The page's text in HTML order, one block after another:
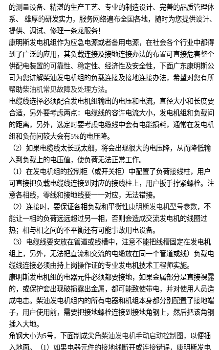
的测量设备、精湛的生产工艺、专业的制造设计、完善的品质管理体
系、 雄厚的研发实力，服务网络遍布全国各地，随时为您提供设计、
提供、调试、修理一条龙服务！
康明斯发电机组作为应急电源或者备用电源，在社会各个行业中都得
到了广泛的应用，其负载连接及接地连接办法的布置可直接危害整个
供配电装置的可靠性、稳定性、经济性及安全性，下面广东康明斯公
司为您讲解柴油发电机组的负载连接及接地连接办法，希望对您有所
帮助柴油机常见故障及处理方法。
电缆线选择必须配合发电机组输出的电压和电流，直径大小和长度要
合适，另外要考虑两点：电缆线的容许电流大小，发电机组和负载间
的距离，另外，选定时要考虑电缆线中会有电能损耗，通常在发电机
组和负荷间较大会有5%的电压降。
（2）如果电缆线太长或太细，将会出现很大的电压降，从而降低输
入到负载上的电压值，使负荷无法正常工作。
（1）在发电机组的控制柜（或开关柜）中配置了负荷接线柱，用户
可直接把负载电缆线连接到对应的接线柱上，用户扳手拧紧螺栓。注
意各相线，零线和接地线要一一对应，无法错接。
（2）连接时，要保证各相负载和平衡性康明斯发电机型号参数，不
能让一相的负荷远远超过另一相，否则会造成交流发电机的线圈过
热；相与相之间的不平衡还有可能事故用电设备。
（3）电缆线要安放在管道或线槽中，注意不能把线槽固定在发电机
组上，另外，无法把直流和交流的电缆放在同一个管道或线）负载电
缆线连接必须由持上岗操作证的专业发电机技术工程师实施。
康明斯发电机组的电器元件必须都要接地，如果金属部分是直接裸露
的，或保护套出现破损露出金属，都可能致使带电，并对使用人员造
成电击。柴油发电机组内的所有电器和机组本身都分别配置了接地端
子，用户使用前，需要把接地螺栓连接到接地角钢上，然后把该角钢
插入大地。
角钢大小为5号，下面制成尖角柴油发电机手动启动控制图 ，以便插
入地面。（1）如果电器元件的接地线断开或连接错误，康明斯发电